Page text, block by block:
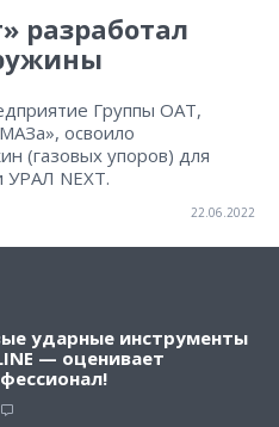
разработал
Группы ОАТ,
освоило
(газовых упоров) для
УРАЛ NEXT.
22.06.2022
ударные инструменты
— оценивает